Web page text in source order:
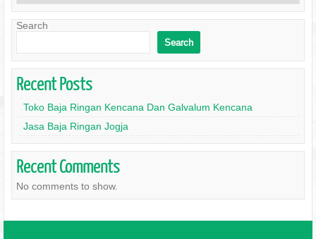
Search
Search
Recent Posts
Toko Baja Ringan Kencana Dan Galvalum Kencana
Jasa Baja Ringan Jogja
Recent Comments
No comments to show.